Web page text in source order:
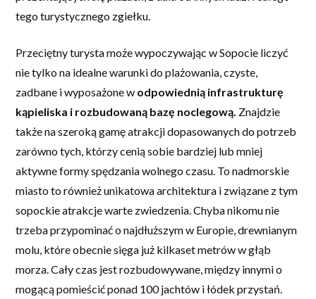
tego turystycznego zgiełku.
Przeciętny turysta może wypoczywając w Sopocie liczyć
nie tylko na idealne warunki do plażowania, czyste,
zadbane i wyposażone w odpowiednią infrastrukturę
kąpieliska i rozbudowaną bazę noclegową. Znajdzie
także na szeroką gamę atrakcji dopasowanych do potrzeb
zarówno tych, którzy cenią sobie bardziej lub mniej
aktywne formy spędzania wolnego czasu. To nadmorskie
miasto to również unikatowa architektura i związane z tym
sopockie atrakcje warte zwiedzenia. Chyba nikomu nie
trzeba przypominać o najdłuższym w Europie, drewnianym
molu, które obecnie sięga już kilkaset metrów w głąb
morza. Cały czas jest rozbudowywane, między innymi o
mogącą pomieścić ponad 100 jachtów i łódek przystań.